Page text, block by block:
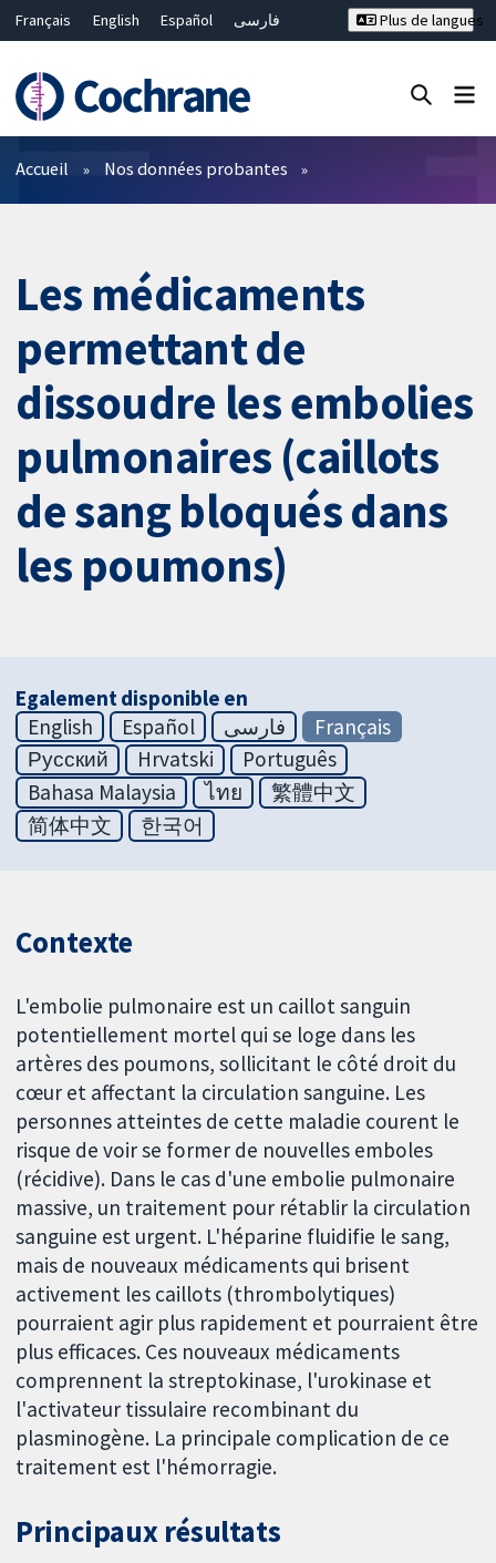
Français English Español
فارسی
Bahasa Malaysia
ไทย
繁體中文
简体中文
Plus de langues
Filtres
Accueil Nos données probantes
Les médicaments
permettant de
dissoudre les embolies
pulmonaires (caillots
de sang bloqués dans
les poumons)
Egalement disponible en
English
Español فارسی
Français
Русский
Hrvatski
Português
Bahasa Malaysia
ไทย
繁體中文
简体中文
한국어
Contexte
L'embolie pulmonaire est un caillot sanguin
potentiellement mortel qui se loge dans les
artères des poumons, sollicitant le côté droit du
cœur et affectant la circulation sanguine. Les
personnes atteintes de cette maladie courent le
risque de voir se former de nouvelles emboles
(récidive). Dans le cas d'une embolie pulmonaire
massive, un traitement pour rétablir la circulation
sanguine est urgent. L'héparine fluidifie le sang,
mais de nouveaux médicaments qui brisent
activement les caillots (thrombolytiques)
pourraient agir plus rapidement et pourraient être
plus efficaces. Ces nouveaux médicaments
comprennent la streptokinase, l'urokinase et
l'activateur tissulaire recombinant du
plasminogène. La principale complication de ce
traitement est l'hémorragie.
Principaux résultats